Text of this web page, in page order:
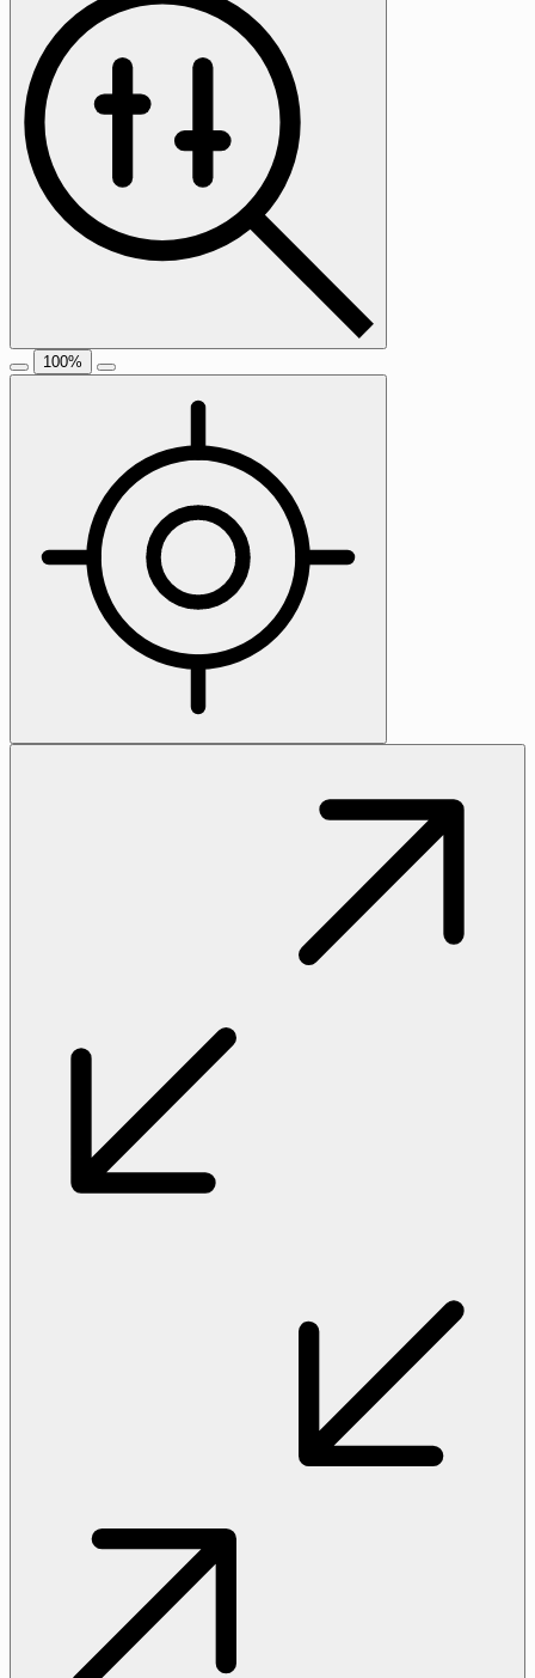
100%